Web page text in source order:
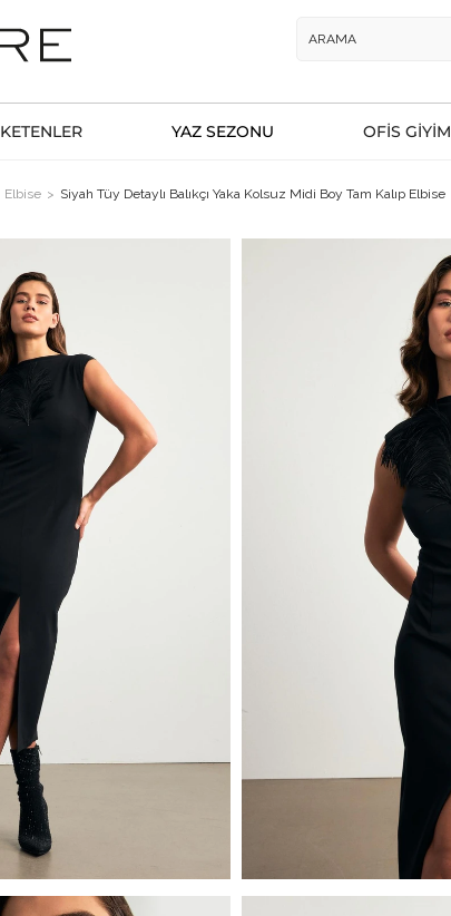
KETENLER YAZ SEZONU OFİS GİYİM
Elbise Siyah Tüy Detaylı Balıkçı Yaka Kolsuz Midi Boy Tam Kalıp Elbise